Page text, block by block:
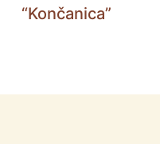
“Končanica”